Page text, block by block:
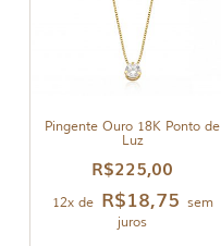
Pingente Ouro 18K Ponto de
Luz
R$225,00
12x de R$18,75 sem
juros